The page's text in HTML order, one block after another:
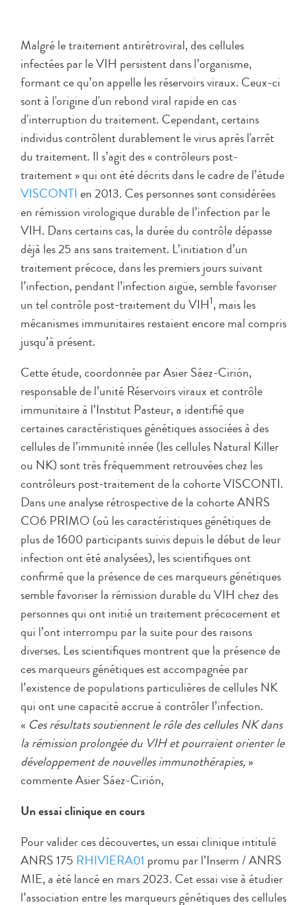
Malgré le traitement antirétroviral, des cellules
infectées par le VIH persistent dans l’organisme,
formant ce qu’on appelle les réservoirs viraux. Ceux-ci
sont à l'origine d'un rebond viral rapide en cas
d'interruption du traitement. Cependant, certains
individus contrôlent durablement le virus après l'arrêt
du traitement. Il s’agit des « contrôleurs post-
traitement » qui ont été décrits dans le cadre de l’étude
VISCONTIen 2013. Ces personnes sont considérées
en rémission virologique durable de l’infection par le
VIH. Dans certains cas, la durée du contrôle dépasse
déjà les 25 ans sans traitement. L’initiation d’un
traitement précoce, dans les premiers jours suivant
l’infection, pendant l’infection aigüe, semble favoriser
un tel contrôle post-traitement du VIH1, mais les
mécanismes immunitaires restaient encore mal compris
jusqu’à présent.
Cette étude, coordonnée par Asier Sáez-Cirión,
responsable de l’unité Réservoirs viraux et contrôle
immunitaire à l’Institut Pasteur, a identifié que
certaines caractéristiques génétiques associées à des
cellules de l’immunité innée (les cellules Natural Killer
ou NK) sont très fréquemment retrouvées chez les
contrôleurs post-traitement de la cohorte VISCONTI.
Dans une analyse rétrospective de la cohorte ANRS
CO6 PRIMO (où les caractéristiques génétiques de
plus de 1600 participants suivis depuis le début de leur
infection ont été analysées), les scientifiques ont
confirmé que la présence de ces marqueurs génétiques
semble favoriser la rémission durable du VIH chez des
personnes qui ont initié un traitement précocement et
qui l’ont interrompu par la suite pour des raisons
diverses. Les scientifiques montrent que la présence de
ces marqueurs génétiques est accompagnée par
l’existence de populations particulières de cellules NK
qui ont une capacité accrue à contrôler l’infection.
« Ces résultats soutiennent le rôle des cellules NK dans
la rémission prolongée du VIH et pourraient orienter le
développement de nouvelles immunothérapies,»
commente Asier Sáez-Cirión,
Un essai clinique en cours
Pour valider ces découvertes, un essai clinique intitulé
ANRS 175 RHIVIERA01 promu par l’Inserm / ANRS
MIE, a été lancé en mars 2023. Cet essai vise à étudier
l’association entre les marqueurs génétiques des cellules